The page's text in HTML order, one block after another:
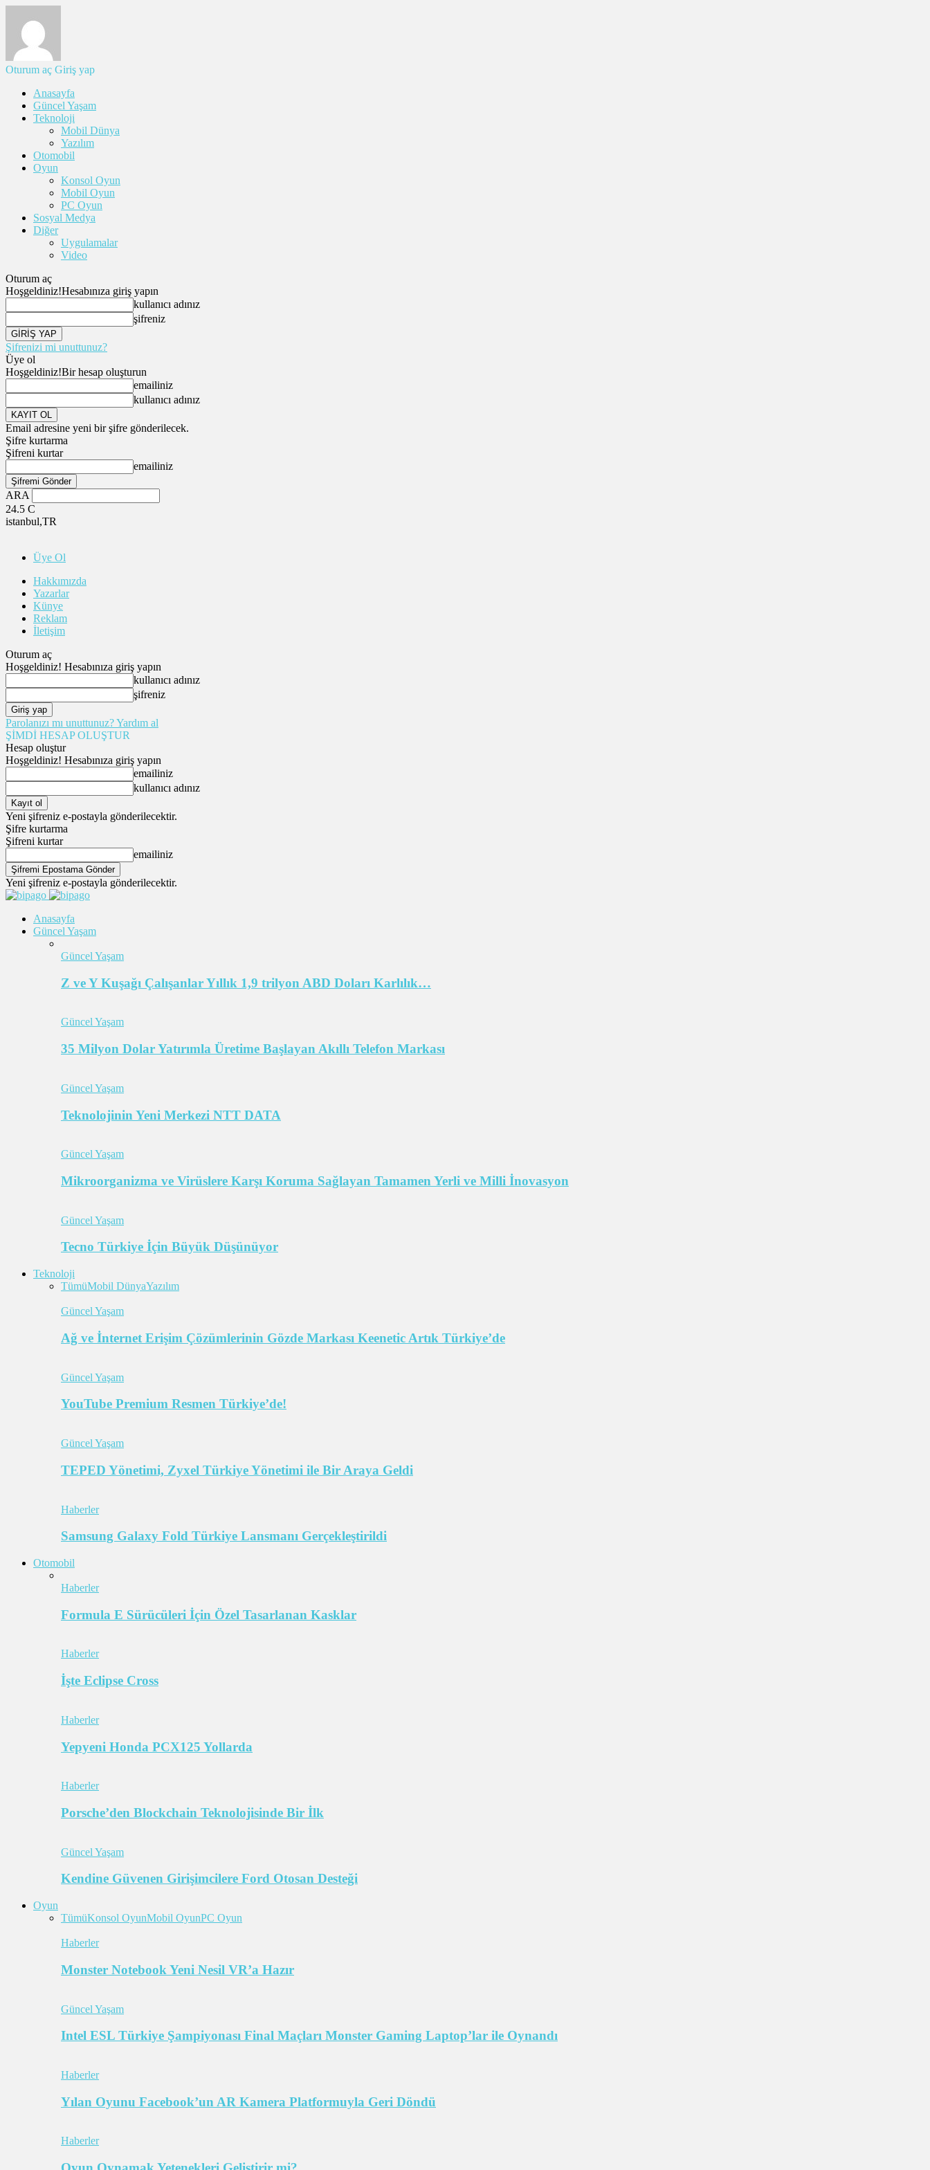
Oturum aç Giriş yap
Anasayfa
Güncel Yaşam
Teknoloji
Mobil Dünya
Yazılım
Otomobil
Oyun
Konsol Oyun
Mobil Oyun
PC Oyun
Sosyal Medya
Diğer
Uygulamalar
Video
Oturum aç
Hoşgeldiniz!Hesabınıza giriş yapın
kullanıcı adınız
şifreniz
Şifrenizi mi unuttunuz?
Üye ol
Hoşgeldiniz!Bir hesap oluşturun
emailiniz
kullanıcı adınız
Email adresine yeni bir şifre gönderilecek.
Şifre kurtarma
Şifreni kurtar
emailiniz
ARA
24.5 C
istanbul,TR
Üye Ol
Hakkımızda
Yazarlar
Künye
Reklam
İletişim
Oturum aç
Hoşgeldiniz! Hesabınıza giriş yapın
kullanıcı adınız
şifreniz
Parolanızı mı unuttunuz? Yardım al
ŞİMDİ HESAP OLUŞTUR
Hesap oluştur
Hoşgeldiniz! Hesabınıza giriş yapın
emailiniz
kullanıcı adınız
Yeni şifreniz e-postayla gönderilecektir.
Şifre kurtarma
Şifreni kurtar
emailiniz
Yeni şifreniz e-postayla gönderilecektir.
Anasayfa
Güncel Yaşam
Güncel Yaşam
Z ve Y Kuşağı Çalışanlar Yıllık 1,9 trilyon ABD Doları Karlılık…
Güncel Yaşam
35 Milyon Dolar Yatırımla Üretime Başlayan Akıllı Telefon Markası
Güncel Yaşam
Teknolojinin Yeni Merkezi NTT DATA
Güncel Yaşam
Mikroorganizma ve Virüslere Karşı Koruma Sağlayan Tamamen Yerli ve Milli İnovasyon
Güncel Yaşam
Tecno Türkiye İçin Büyük Düşünüyor
Teknoloji
TümüMobil DünyaYazılım
Güncel Yaşam
Ağ ve İnternet Erişim Çözümlerinin Gözde Markası Keenetic Artık Türkiye’de
Güncel Yaşam
YouTube Premium Resmen Türkiye’de!
Güncel Yaşam
TEPED Yönetimi, Zyxel Türkiye Yönetimi ile Bir Araya Geldi
Haberler
Samsung Galaxy Fold Türkiye Lansmanı Gerçekleştirildi
Otomobil
Haberler
Formula E Sürücüleri İçin Özel Tasarlanan Kasklar
Haberler
İşte Eclipse Cross
Haberler
Yepyeni Honda PCX125 Yollarda
Haberler
Porsche’den Blockchain Teknolojisinde Bir İlk
Güncel Yaşam
Kendine Güvenen Girişimcilere Ford Otosan Desteği
Oyun
TümüKonsol OyunMobil OyunPC Oyun
Haberler
Monster Notebook Yeni Nesil VR’a Hazır
Güncel Yaşam
Intel ESL Türkiye Şampiyonası Final Maçları Monster Gaming Laptop’lar ile Oynandı
Haberler
Yılan Oyunu Facebook’un AR Kamera Platformuyla Geri Döndü
Haberler